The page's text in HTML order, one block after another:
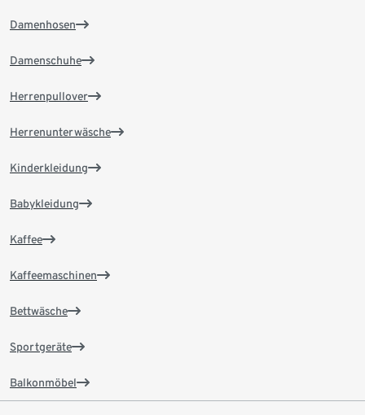
Damenhosen
Damenschuhe
Herrenpullover
Herrenunterwäsche
Kinderkleidung
Babykleidung
Kaffee
Kaffeemaschinen
Bettwäsche
Sportgeräte
Balkonmöbel